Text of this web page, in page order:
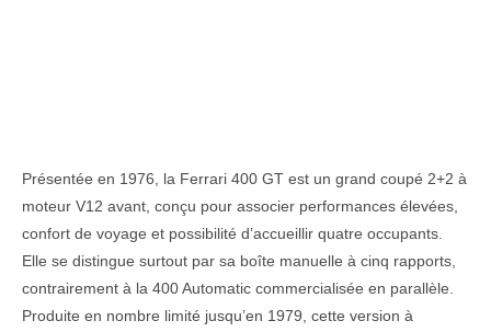
Présentée en 1976, la Ferrari 400 GT est un grand coupé 2+2 à
moteur V12 avant, conçu pour associer performances élevées,
confort de voyage et possibilité d’accueillir quatre occupants.
Elle se distingue surtout par sa boîte manuelle à cinq rapports,
contrairement à la 400 Automatic commercialisée en parallèle.
Produite en nombre limité jusqu’en 1979, cette version à